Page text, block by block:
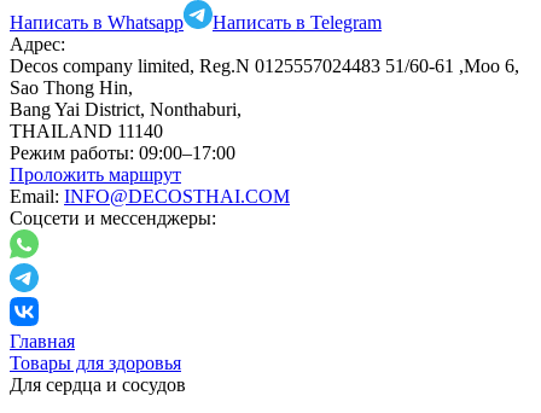
Написать в Whatsapp
Написать в Telegram
Адрес:
Decos company limited, Reg.N 0125557024483 51/60-61 ,Moo 6,
Sao Thong Hin,
Bang Yai District, Nonthaburi,
THAILAND 11140
Режим работы: 09:00–17:00
Проложить маршрут
Email: INFO@DECOSTHAI.COM
Соцсети и мессенджеры:
Главная
Товары для здоровья
Для сердца и сосудов